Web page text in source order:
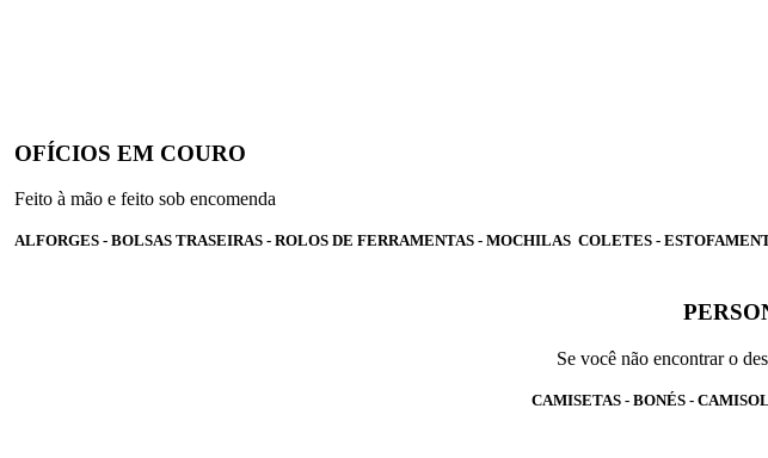
OFÍCIOS EM COURO
Feito à mão e feito sob encomenda
ALFORGES - BOLSAS TRASEIRAS - ROLOS DE FERRAMENTAS - MOCHILAS COLETES -
Se você não encontrar o
CAMISETAS - BONÉS -